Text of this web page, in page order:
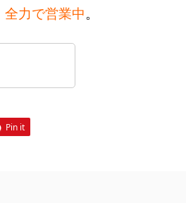
全力で営業中。
Pin it